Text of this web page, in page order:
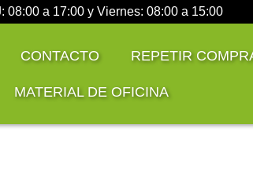
08:00 a 17:00 y Viernes: 08:00 a 15:00
CONTACTO REPETIR
MATERIAL DE OFICINA